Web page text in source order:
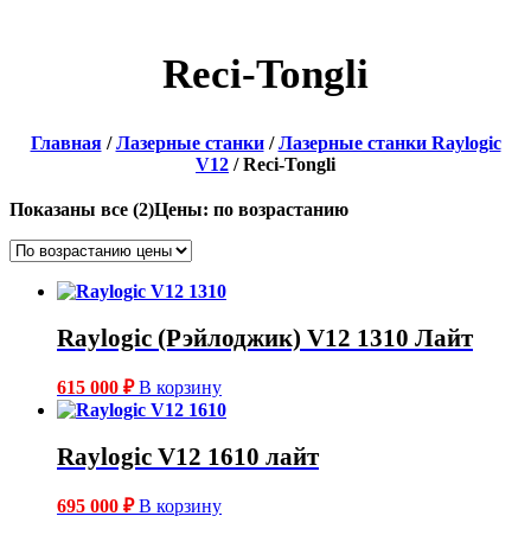
Reci-Tongli
Главная/Лазерные станки/Лазерные станки Raylogic
V12 / Reci-Tongli
Показаны все (2)Цены: по возрастанию
Raylogic (Рэйлоджик) V12 1310 Лайт
615 000 ₽ В корзину
Raylogic V12 1610 лайт
695 000 ₽ В корзину